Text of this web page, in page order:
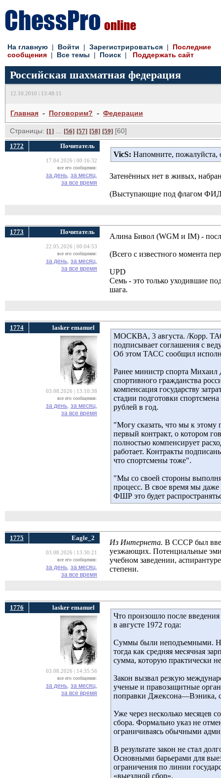
На главную | Войти | Зарегистрироваться | Последние
сообщения | Все темы | Поиск | Поддержать сайт
Российская шахматная федерация
12.10.2010 | 13:48:11
Главная - Поговорим? - Федерации
Страницы: [1] [56] [57] [58] [59] [60]
1772 Почитатель
17.04.2026 | 00:16:32
все его сообщения:
за день, за месяц,
за все время
VicS: Напомните, пожалуйста,
Затенённых нет в живых,
(Выступающие под флагом
1773 Почитатель
22.05.2026 | 00:04:53
все его сообщения:
за день, за месяц,
за все время
Алина Бивол (WGM и IM) -
(Всего с известного момента
UPD
Семь - это только уходившие
шага.
1774 lasker emanuel
03.08.2026 | 13:10:38
все его сообщения:
за день, за месяц,
за все время
МОСКВА, 3 августа. /Корр.
подписывает соглашения с
Об этом ТАСС сообщил
Ранее министр спорта
спортивного гражданства
компенсация государству
стадии подготовки
рублей в год.
"Могу сказать, что мы к этому
первый контракт, о котором
полностью компенсирует
работает. Контракты
что спортсмены тоже".
"Мы со своей стороны
процесс. В свое время мы
ФШР это будет
1775 Eagle_2
03.08.2026 | 13:30:21
все его сообщения:
за день, за месяц,
за все время
Из Интернета. В СССР был
уезжающих. Потенциальные
учебном заведении,
степени.
1776 lasker emanuel
03.08.2026 | 14:35:56
все его сообщения:
за день, за месяц,
за все время
Что произошло после
в августе 1972 года:
Суммы были неподъемными.
тогда как средняя месячная
сумма, которую практически
Закон вызвал резкую
ученые и правозащитные
поправки Джексона—Вэника,
Уже через несколько месяцев
сбора. Формально указ не
ограничиваясь обычными
В результате закон не стал
Основными барьерами для
ограничения по линии
«выездной сбор».